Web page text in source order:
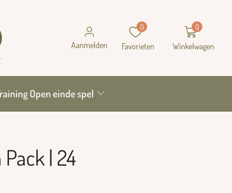
Aanmelden
0
Favorieten
0
Winkelwagen
Open einde spel
| 24